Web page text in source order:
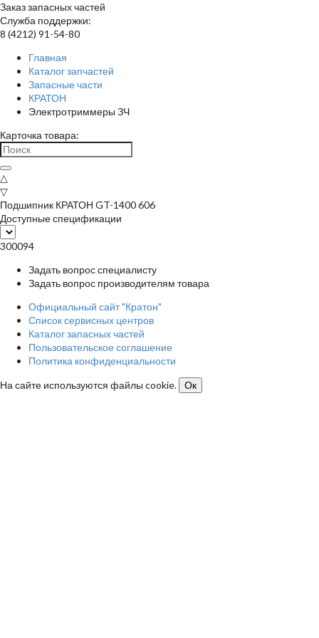
Заказ запасных частей
Служба поддержки:
8 (4212) 91-54-80
Главная
Каталог запчастей
Запасные части
КРАТОН
Электротриммеры ЗЧ
Карточка товара:
△
▽
Подшипник КРАТОН GT-1400 606
Доступные спецификации
300094
Задать вопрос специалисту
Задать вопрос производителям товара
Официальный сайт "Кратон"
Список сервисных центров
Каталог запасных частей
Пользовательское соглашение
Политика конфиденциальности
На сайте используются файлы cookie.
Ок